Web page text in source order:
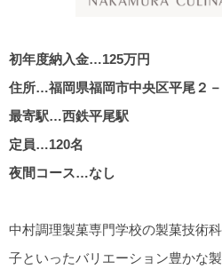
初年度納入金…125万円
住所…福岡県福岡市中央区平尾２
最寄駅…西鉄平尾駅
定員…120名
夜間コース…なし
中村調理製菓専門学校の製菓技術
子といったバリエーション豊かな